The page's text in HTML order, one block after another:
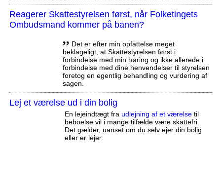
Reagerer Skattestyrelsen først, når Folketingets
Ombudsmand kommer på banen?
,, Det er efter min opfattelse meget
beklageligt, at Skattestyrelsen først i
forbindelse med min høring og ikke allerede i
forbindelse med dine henvendelser til styrelsen
foretog en egentlig behandling og vurdering af
sagen.
Lej et værelse ud i din bolig
En lejeindtægt fra udlejning af et værelsetil
beboelse vil i mange tilfælde være skattefri.
Det gælder, uanset om du selv ejer din bolig
eller er lejer.